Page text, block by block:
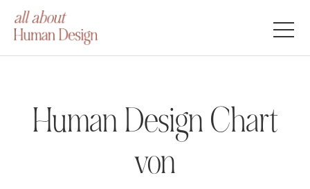
Human Design Chart
von